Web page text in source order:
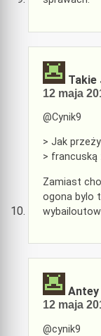
Takie
12 maja
@Cynik9
> Jak
> francuską
Zamiast
ogona bylo
Antey
12 maja
@cynik9